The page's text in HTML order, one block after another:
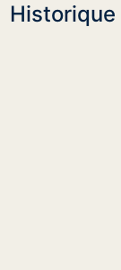
Historique